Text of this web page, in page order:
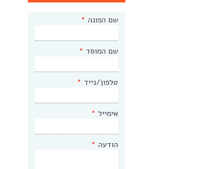
שם הפונה *
שם המוסד *
טלפון/נייד *
אימייל *
הודעה *